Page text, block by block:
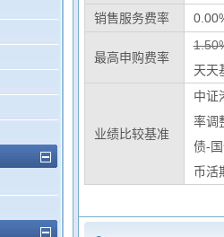
销售服务费率
最高申购费率
天天
业绩比较基准
中证
率调
债-
币活